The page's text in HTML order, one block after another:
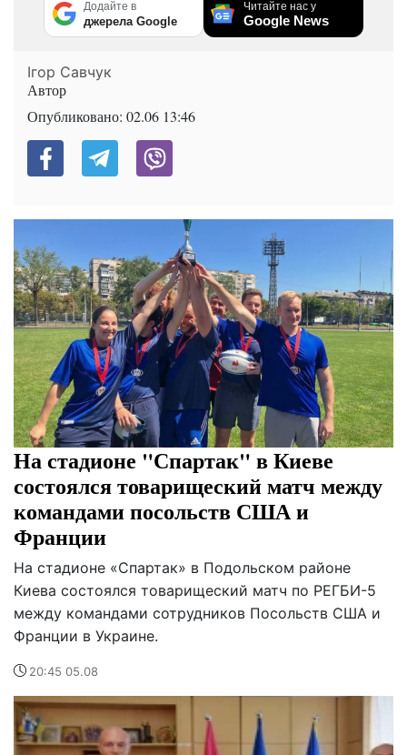
Додайте в
джерела Google
Читайте нас у
Google News
Ігор Савчук
Автор
Опубликовано: 02.06 13:46
На стадионе "Спартак" в Киеве
состоялся товарищеский матч между
командами посольств США и
Франции
На стадионе «Спартак» в Подольском районе
Киева состоялся товарищеский матч по РЕГБИ-5
между командами сотрудников Посольств США и
Франции в Украине.
20:45 05.08